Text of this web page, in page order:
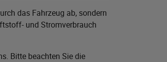
das Fahrzeug ab, sondern
und Stromverbrauch
. Bitte beachten Sie die